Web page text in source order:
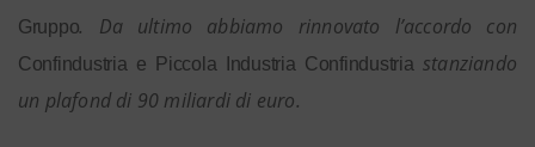
Gruppo. Da ultimo abbiamo rinnovato l’accordo con
Confindustria e Piccola Industria Confindustria stanziando
un plafond di 90 miliardi di euro.